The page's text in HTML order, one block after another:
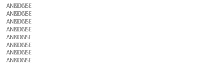
ANZEIGE
ANZEIGE
ANZEIGE
ANZEIGE
ANZEIGE
ANZEIGE
ANZEIGE
ANZEIGE